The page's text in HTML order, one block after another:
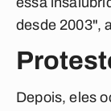
desde 2003",
Depois, eles